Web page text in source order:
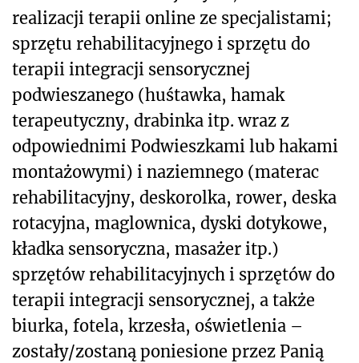
realizacji terapii online ze specjalistami;
sprzętu rehabilitacyjnego i sprzętu do
terapii integracji sensorycznej
podwieszanego (huśtawka, hamak
terapeutyczny, drabinka itp. wraz z
odpowiednimi Podwieszkami lub hakami
montażowymi) i naziemnego (materac
rehabilitacyjny, deskorolka, rower, deska
rotacyjna, maglownica, dyski dotykowe,
kładka sensoryczna, masażer itp.)
sprzętów rehabilitacyjnych i sprzętów do
terapii integracji sensorycznej, a także
biurka, fotela, krzesła, oświetlenia –
zostały/zostaną poniesione przez Panią